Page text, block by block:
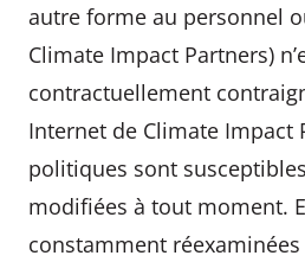
autre forme au personnel
Climate Impact Partners)
contractuellement
Internet de Climate Impact
politiques sont
modifiées à tout moment.
constamment